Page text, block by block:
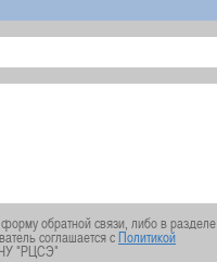
обратной связи, либо в разделе
соглашается сПолитикой
"РЦСЭ"